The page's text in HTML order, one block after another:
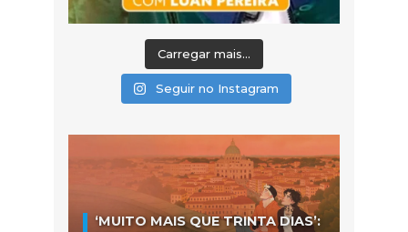
Carregar mais...
Seguir no Instagram
‘MUITO MAIS QUE TRINTA DIAS’: